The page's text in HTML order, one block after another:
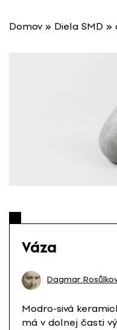
Domov » Diela SMD »
Váza
Dagmar
Modro-sivá
má v dolnej časti